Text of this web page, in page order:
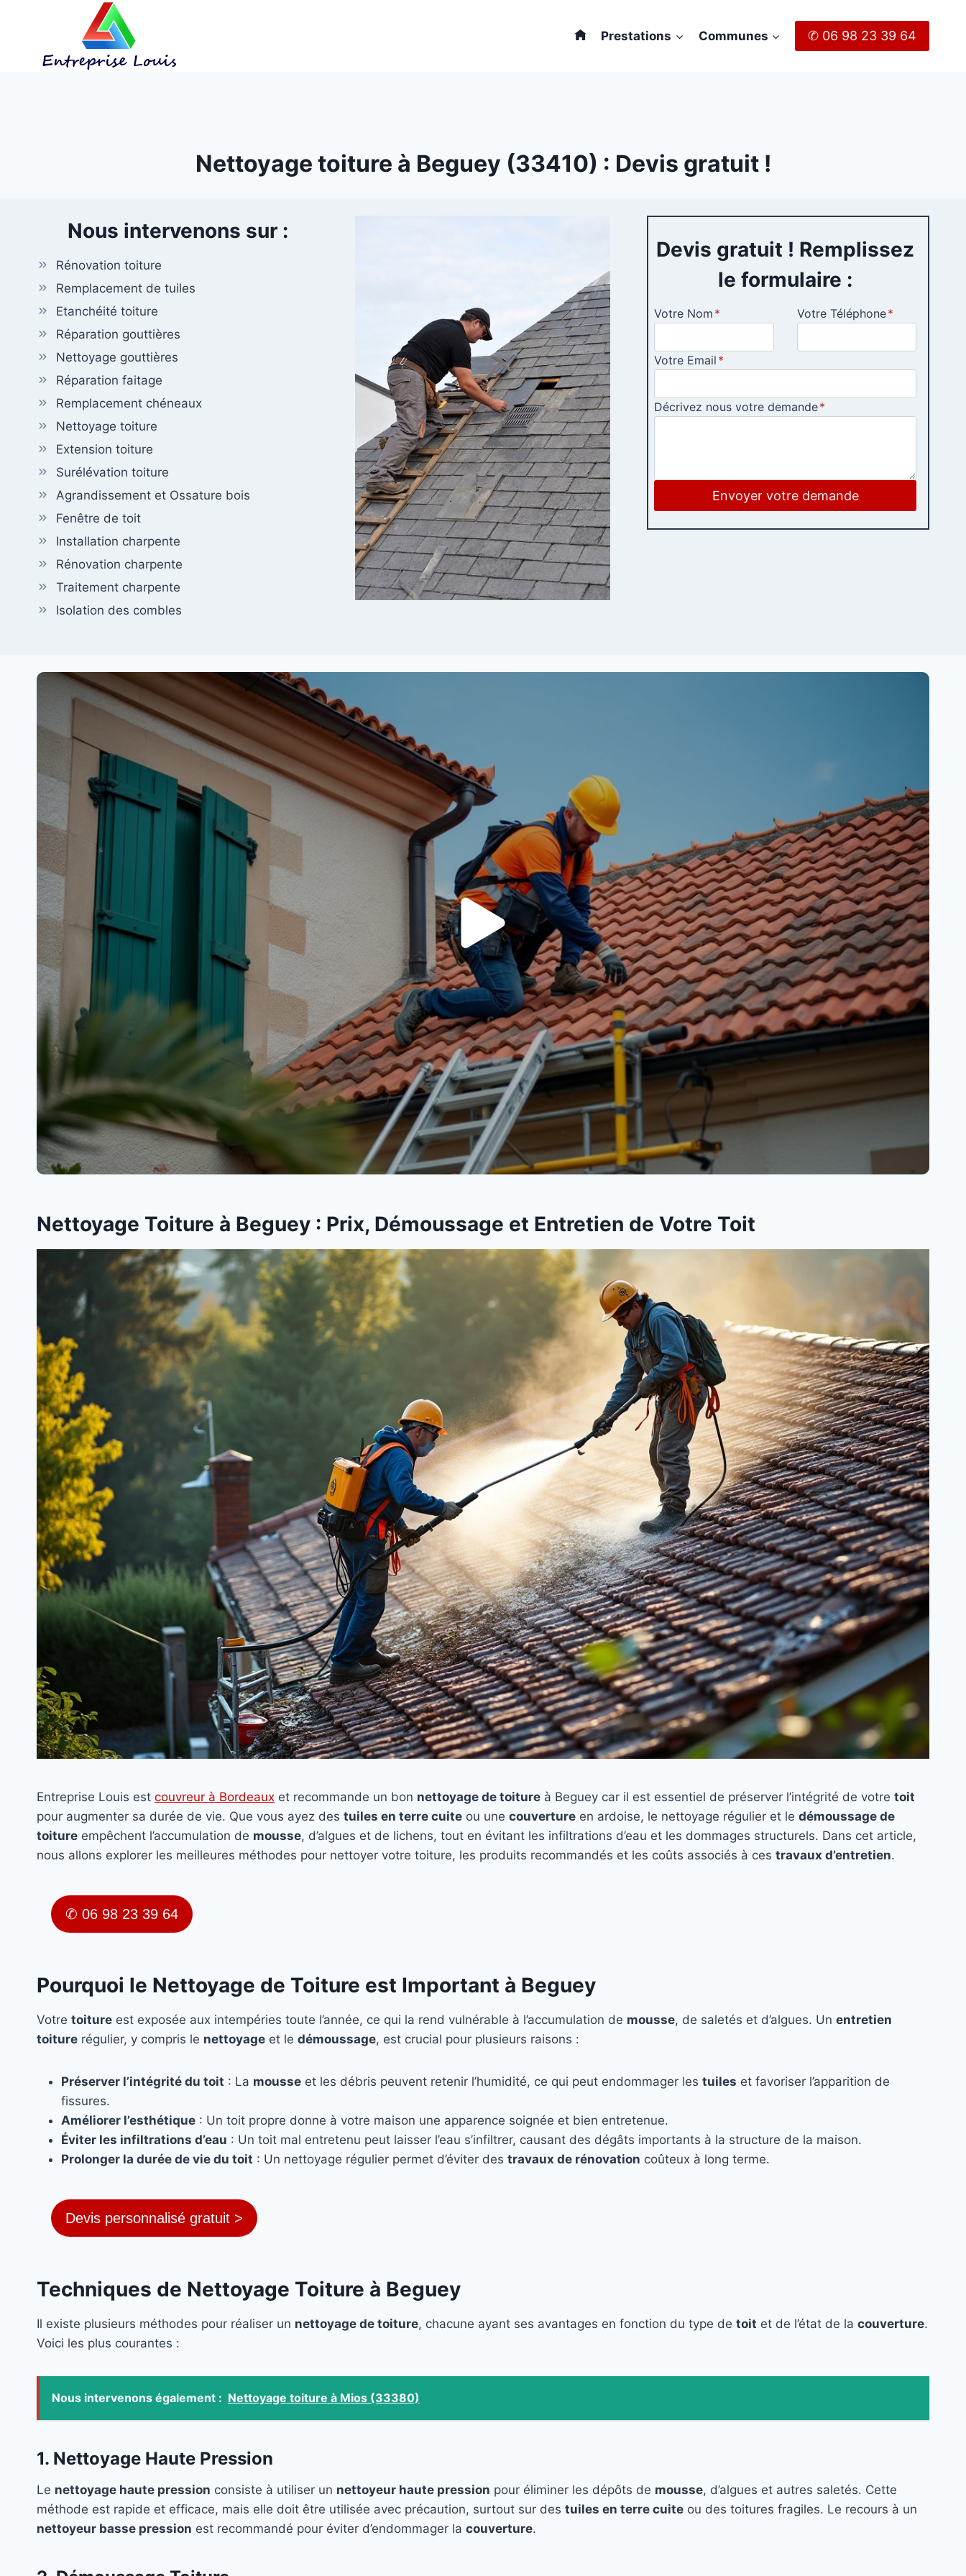
Prestations Communes ✆ 06 98 23 39 64
Nettoyage toiture à Beguey (33410) : Devis gratuit !
Nous intervenons sur :
Rénovation toiture
Remplacement de tuiles
Etanchéité toiture
Réparation gouttières
Nettoyage gouttières
Réparation faitage
Remplacement chéneaux
Nettoyage toiture
Extension toiture
Surélévation toiture
Agrandissement et Ossature bois
Fenêtre de toit
Installation charpente
Rénovation charpente
Traitement charpente
Isolation des combles
Devis gratuit ! Remplissez
le formulaire :
Votre Nom * Votre Téléphone*
Votre Email *
Décrivez nous votre demande*
Envoyer votre demande
Nettoyage Toiture à Beguey : Prix, Démoussage et Entretien de Votre Toit
Entreprise Louis est couvreur à Bordeaux et recommande un bon nettoyage de toiture à Beguey car il est essentiel de préserver l’intégrité de votre toit
pour augmenter sa durée de vie. Que vous ayez des tuiles en terre cuite ou une couverture en ardoise, le nettoyage régulier et le démoussage de
toiture empêchent l’accumulation de mousse, d’algues et de lichens, tout en évitant les infiltrations d’eau et les dommages structurels. Dans cet article,
nous allons explorer les meilleures méthodes pour nettoyer votre toiture, les produits recommandés et les coûts associés à ces travaux d’entretien.
✆ 06 98 23 39 64
Pourquoi le Nettoyage de Toiture est Important à Beguey
Votre toiture est exposée aux intempéries toute l’année, ce qui la rend vulnérable à l’accumulation de mousse, de saletés et d’algues. Un entretien
toiture régulier, y compris le nettoyage et le démoussage, est crucial pour plusieurs raisons :
Préserver l’intégrité du toit : La mousse et les débris peuvent retenir l’humidité, ce qui peut endommager les tuiles et favoriser l’apparition de
fissures.
Améliorer l’esthétique : Un toit propre donne à votre maison une apparence soignée et bien entretenue.
Éviter les infiltrations d’eau : Un toit mal entretenu peut laisser l’eau s’infiltrer, causant des dégâts importants à la structure de la maison.
Prolonger la durée de vie du toit : Un nettoyage régulier permet d’éviter des travaux de rénovation coûteux à long terme.
Devis personnalisé gratuit >
Techniques de Nettoyage Toiture à Beguey
Il existe plusieurs méthodes pour réaliser un nettoyage de toiture, chacune ayant ses avantages en fonction du type de toit et de l’état de la couverture.
Voici les plus courantes :
Nous intervenons également : Nettoyage toiture à Mios (33380)
1. Nettoyage Haute Pression
Le nettoyage haute pression consiste à utiliser un nettoyeur haute pression pour éliminer les dépôts de mousse, d’algues et autres saletés. Cette
méthode est rapide et efficace, mais elle doit être utilisée avec précaution, surtout sur des tuiles en terre cuite ou des toitures fragiles. Le recours à un
nettoyeur basse pression est recommandé pour éviter d’endommager la couverture.